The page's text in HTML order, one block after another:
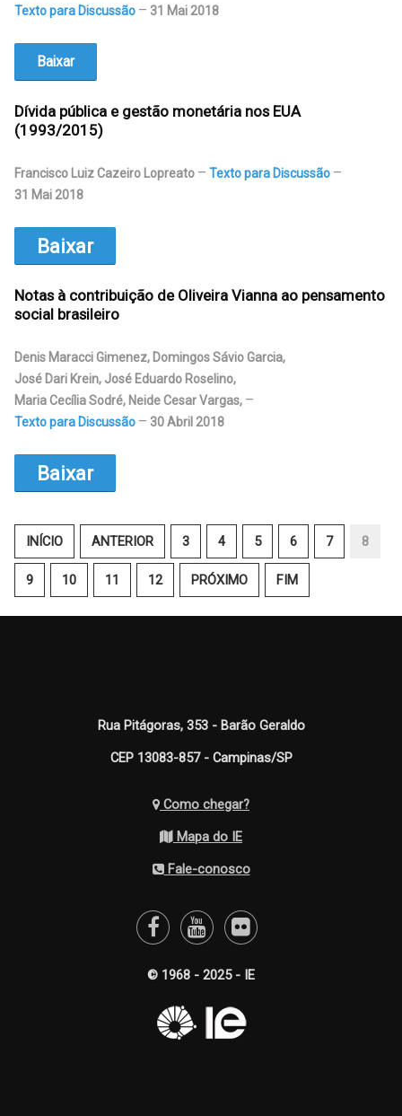
Texto para Discussão
31 Mai 2018
Baixar
Dívida pública e gestão monetária nos EUA
(1993/2015)
Francisco Luiz Cazeiro Lopreato
Texto para Discussão
31 Mai 2018
Baixar
Notas à contribuição de Oliveira Vianna ao pensamento
social brasileiro
Denis Maracci Gimenez, Domingos Sávio Garcia,
José Dari Krein, José Eduardo Roselino,
Maria Cecília Sodré, Neide Cesar Vargas,
Texto para Discussão
30 Abril 2018
Baixar
INÍCIO ANTERIOR 3 4 5 6 7 8
9 10 11 12 PRÓXIMO FIM
Rua Pitágoras, 353 - Barão Geraldo
CEP 13083-857 - Campinas/SP
Como chegar?
Mapa do IE
Fale-conosco
© 1968 - 2025 - IE